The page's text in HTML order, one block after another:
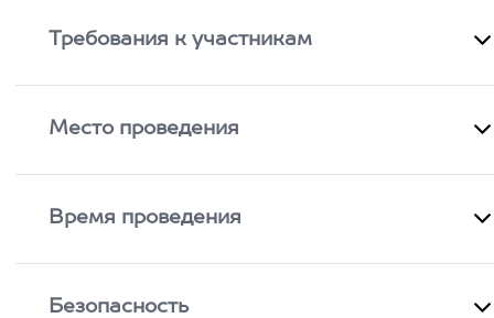
Требования к участникам
Место проведения
Время проведения
Безопасность